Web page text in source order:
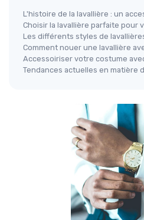
L'histoire de la lavallière : un
Choisir la lavallière parfaite pour
Les différents styles de
Comment nouer une lavallière
Accessoiriser votre costume
Tendances actuelles en matière